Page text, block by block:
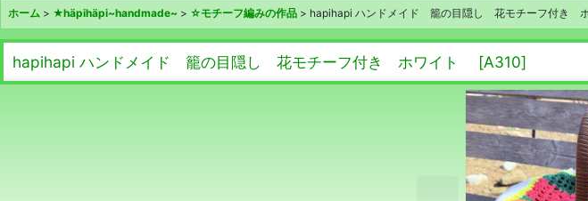
ホーム > ★häpihäpi~handmade~ > ☆モチーフ編みの作品 > hapihapi ハンドメイド 籠の目隠し 花モチーフ付き
hapihapi ハンドメイド 籠の目隠し 花モチーフ付き ホワイト [A310]